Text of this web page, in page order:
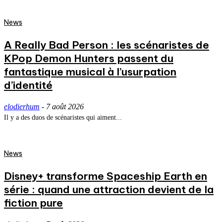
News
A Really Bad Person : les scénaristes de
KPop Demon Hunters passent du
fantastique musical à l’usurpation
d’identité
elodierhum - 7 août 2026
Il y a des duos de scénaristes qui aiment...
News
Disney+ transforme Spaceship Earth en
série : quand une attraction devient de la
fiction pure